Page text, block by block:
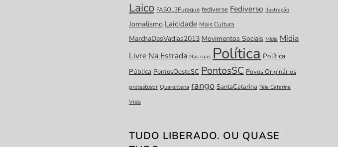
Laico FASOL3Puraque fediverse Fediverso Ilustração
Jornalismo Laicidade Mais Cultura
MarchaDasVadias2013 Movimentos Sociais Mídia Mídia
Livre Na Estrada Nas ruas Política Política
Pública PontosOesteSC PontosSC Povos Originários
protestosbr Quarentena rango SantaCatarina Teia Catarina
Vida
TUDO LIBERADO. OU QUASE